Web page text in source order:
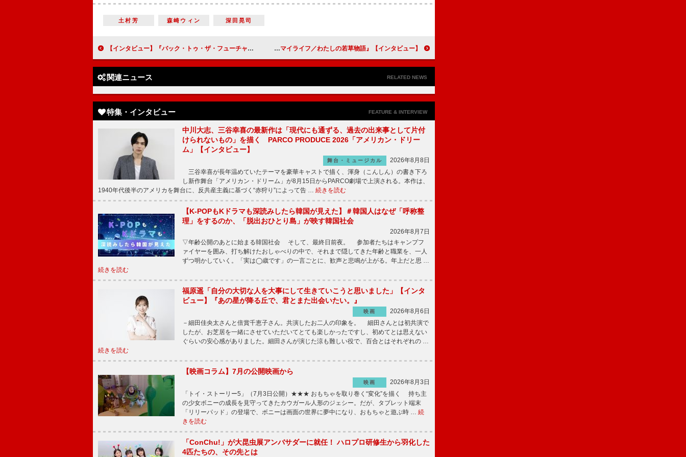
土村芳 森崎ウィン 深田晃司
【インタビュー】『バック・トゥ・ザ・フューチャー』宮川一朗太 アメリカ人から「何でマイケル・Ｊ・フォックスが日本語をしゃべっているんだ」と言われたことが心の支えに 【インタビュー】『ストーリー・オブ・マイライフ／わたしの若草物語』朝夏まなと「ジョーの生き方には勇気をもらいました」
関連ニュース RELATED NEWS
特集・インタビュー FEATURE & INTERVIEW
中川大志、三谷幸喜の最新作は「現代にも通ずる、過去の出来事として片付
けられないもの」を描く PARCO PRODUCE 2026「アメリカン・ドリー
ム」【インタビュー】
舞台・ミュージカル
2026年8月8日
三谷幸喜が長年温めていたテーマを豪華キャストで描く、渾身（こんしん）の書き下ろ
し新作舞台「アメリカン・ドリーム」が8月15日からPARCO劇場で上演される。本作は、
1940年代後半のアメリカを舞台に、反共産主義に基づく“赤狩り”によって告 … 続きを読む
【K-POPもKドラマも深読みしたら韓国が見えた】＃韓国人はなぜ「呼称整
理」をするのか、「脱出おひとり島」が映す韓国社会
2026年8月7日
▽年齢公開のあとに始まる韓国社会 そして、最終日前夜。 参加者たちはキャンプフ
ァイヤーを囲み、打ち解けたおしゃべりの中で、それまで隠してきた年齢と職業を、一人
ずつ明かしていく。「実は◯歳です」の一言ごとに、歓声と悲鳴が上がる。年上だと思 …
続きを読む
福原遥「自分の大切な人を大事にして生きていこうと思いました」【インタ
ビュー】『あの星が降る丘で、君とまた出会いたい。』
映画
2026年8月6日
－細田佳央太さんと倍賞千恵子さん。共演したお二人の印象を。 細田さんとは初共演で
したが、お芝居を一緒にさせていただいてとても楽しかったですし、初めてとは思えない
ぐらいの安心感がありました。細田さんが演じた涼も難しい役で、百合とはそれぞれの …
続きを読む
【映画コラム】7月の公開映画から
映画
2026年8月3日
「トイ・ストーリー5」（7月3日公開）★★★ おもちゃを取り巻く“変化”を描く 持ち主
の少女ボニーの成長を見守ってきたカウガール人形のジェシー。だが、タブレット端末
「リリーパッド」の登場で、ボニーは画面の世界に夢中になり、おもちゃと遊ぶ時 … 続
きを読む
「ConChu!」が大昆虫展アンバサダーに就任！ ハロプロ研修生から羽化した
4匹たちの、その先とは